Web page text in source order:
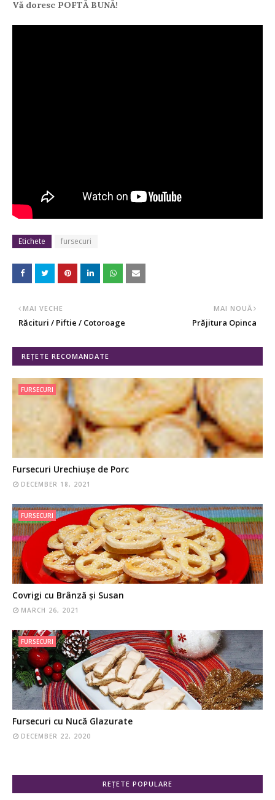
Vă doresc POFTĂ BUNĂ!
Etichete fursecuri
MAI NOUĂ
Prăjitura Opinca
MAI VECHE
Răcituri / Piftie / Cotoroage
REȚETE RECOMANDATE
FURSECURI
Fursecuri Urechiușe de Porc
DECEMBER 18, 2021
FURSECURI
Covrigi cu Brânză și Susan
MARCH 26, 2021
FURSECURI
Fursecuri cu Nucă Glazurate
DECEMBER 22, 2020
REȚETE POPULARE